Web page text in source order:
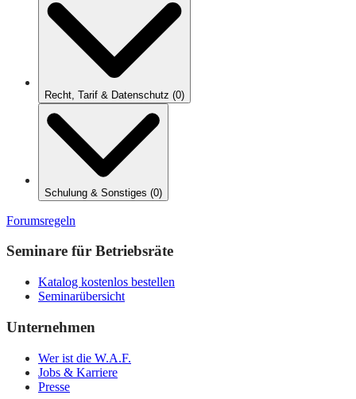
Recht, Tarif & Datenschutz (0)
Schulung & Sonstiges (0)
Forumsregeln
Seminare für Betriebsräte
Katalog kostenlos bestellen
Seminarübersicht
Unternehmen
Wer ist die W.A.F.
Jobs & Karriere
Presse